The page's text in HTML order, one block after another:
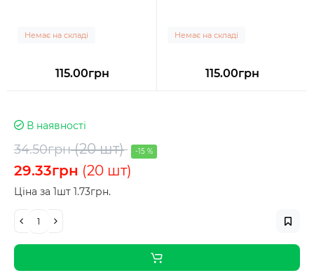
Немає на складі
115.00грн
Немає на складі
115.00грн
В наявності
34.50грн(20 шт) -15 %
29.33грн (20 шт)
Ціна за 1шт 1.73грн.